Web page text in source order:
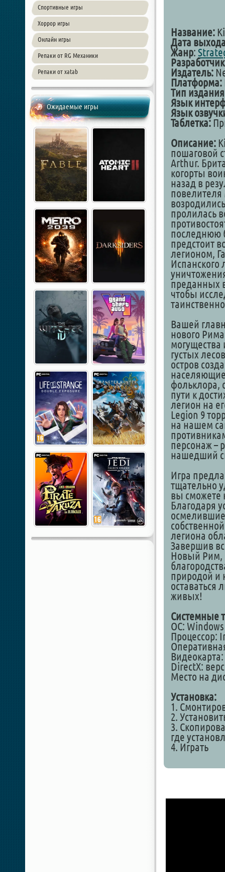
Спортивные игры
Хоррор игры
Онлайн игры
Репаки от RG Механики
Репаки от xatab
Ожидаемые игры
Название:
Дата
Жанр:
Разработчик
Издатель:
Платформа:
Тип издания
Язык
Язык
Таблетка:
Описание:
пошаговой
Arthur.
когорты
назад в
пролилась
последнюю
предстоит
легионом,
Испанского
преданных
чтобы
Вашей
нового
густых
остров
фольклора,
пути к
легион на
Legion 9
на нашем
персонаж –
нашедший
Игра
тщательно
вы сможете
Благодаря
легиона
Завершив
Новый Рим,
природой и
оставаться
живых!
Системные
ОС: Windows
Процессор:
Видеокарта:
DirectX:
Место на
Установка:
1.
2.
3.
где
4. Играть